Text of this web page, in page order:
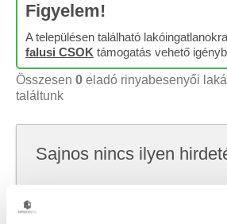
Figyelem!
A településen található
falusi CSOK támogatás vehető
Összesen 0 eladó rinyabesenyői
találtunk
Sajnos nincs ilyen
keresni, hátha akkor